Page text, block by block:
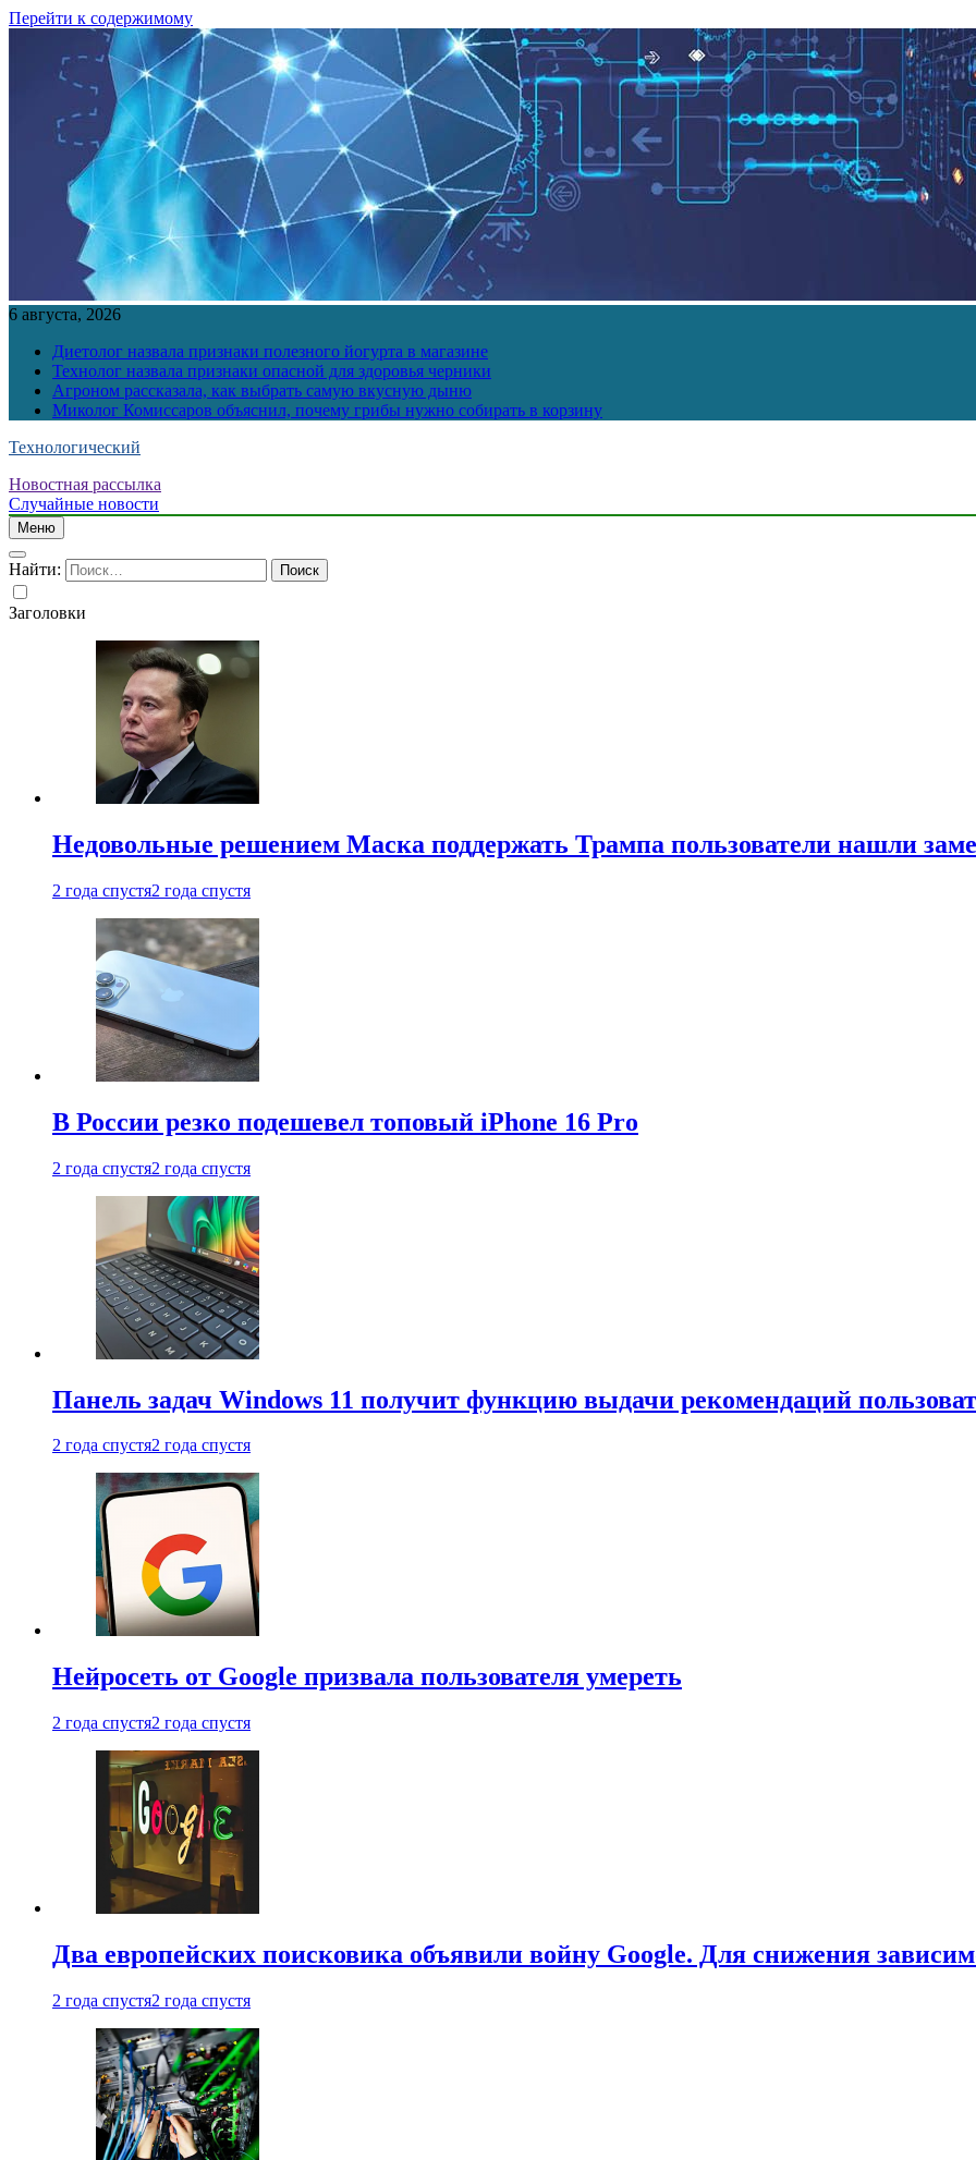
Перейти к содержимому
6 августа, 2026
Диетолог назвала признаки полезного йогурта в магазине
Технолог назвала признаки опасной для здоровья черники
Агроном рассказала, как выбрать самую вкусную дыню
Миколог Комиссаров объяснил, почему грибы нужно собирать в корзину
Технологический
Новостная рассылка
Случайные новости
Меню
Найти:
Заголовки
Недовольные решением Маска поддержать Трампа пользователи нашли
2 года спустя2 года спустя
В России резко подешевел топовый iPhone 16 Pro
2 года спустя2 года спустя
Панель задач Windows 11 получит функцию выдачи рекомендаций
2 года спустя2 года спустя
Нейросеть от Google призвала пользователя умереть
2 года спустя2 года спустя
Два европейских поисковика объявили войну Google. Для снижения
2 года спустя2 года спустя